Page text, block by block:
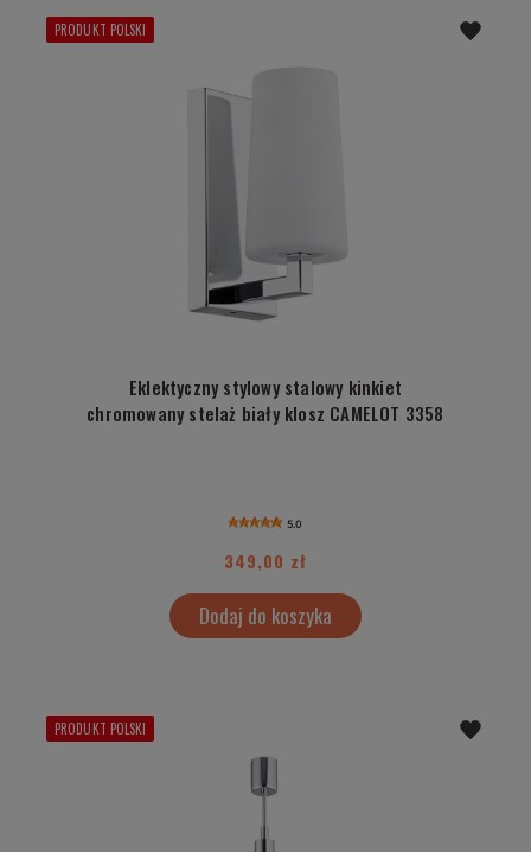
Eklektyczny stylowy stalowy kinkiet
chromowany stelaż biały klosz CAMELOT 3358
5.0
349,00 zł
Dodaj do koszyka
PRODUKT POLSKI
PRODUKT POLSKI